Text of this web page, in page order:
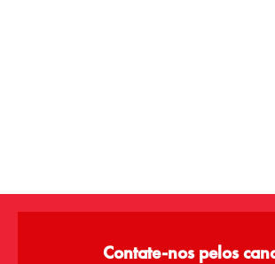
Contate-nos pelos